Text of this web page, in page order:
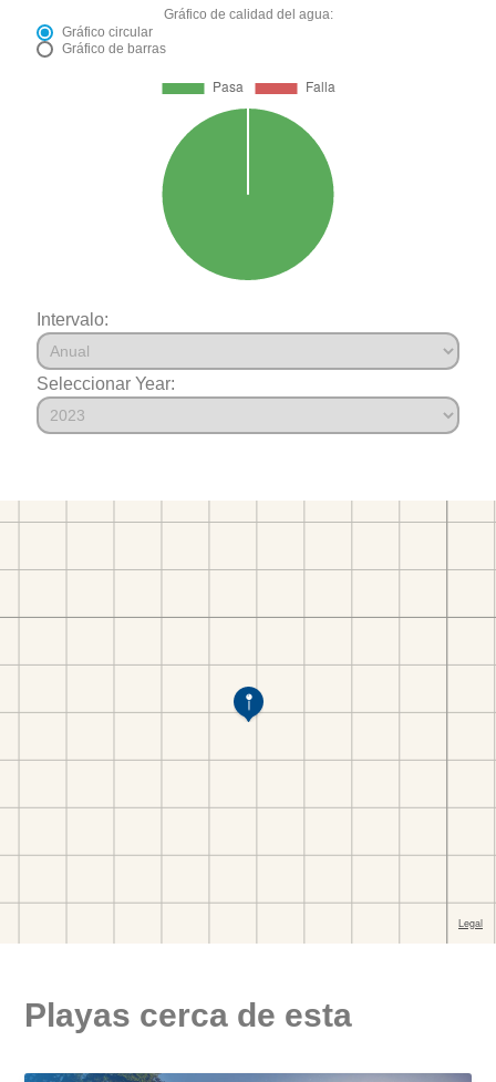
Gráfico de calidad del agua:
Gráfico circular
Gráfico de barras
Intervalo:
Seleccionar Year:
Playas cerca de esta